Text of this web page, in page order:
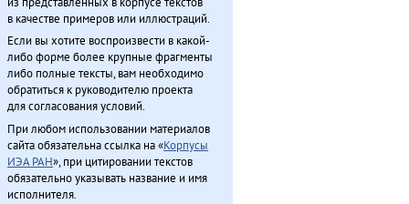
в качестве примеров или иллюстраций.
Если вы хотите воспроизвести в какой-
либо форме более крупные фрагменты
либо полные тексты, вам необходимо
обратиться к руководителю проекта
для согласования условий.
При любом использовании материалов
сайта обязательна ссылка на «Корпусы
ИЭА РАН», при цитировании текстов
обязательно указывать название и имя
исполнителя.